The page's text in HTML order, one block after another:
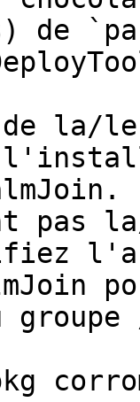
pas